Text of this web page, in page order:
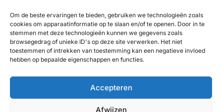
Om de beste ervaringen te bieden, gebruiken we technologieën zoals
cookies om apparaatinformatie op te slaan en/of te openen. Door in te
stemmen met deze technologieën kunnen we gegevens zoals
browsegedrag of unieke ID's op deze site verwerken. Het niet
toestemmen of intrekken van toestemming kan een negatieve invloed
hebben op bepaalde eigenschappen en functies.
Accepteren
Afwijzen
Blijf op de hoogte
Af en toe een rustige mail met nieuwe experts en
artikelen uit de kennisbank. Geen spam, uitschrijven
kan altijd.
E-mailadres
Website
Door je aan te melden ga je akkoord met onze
. Beschermd door reCAPTCHA; de